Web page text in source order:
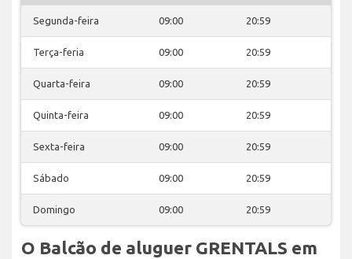
Segunda-feira 09:00 20:59
Terça-feria 09:00 20:59
Quarta-feira 09:00 20:59
Quinta-feira 09:00 20:59
Sexta-feira 09:00 20:59
Sábado 09:00 20:59
Domingo 09:00 20:59
O Balcão de aluguer GRENTALS em